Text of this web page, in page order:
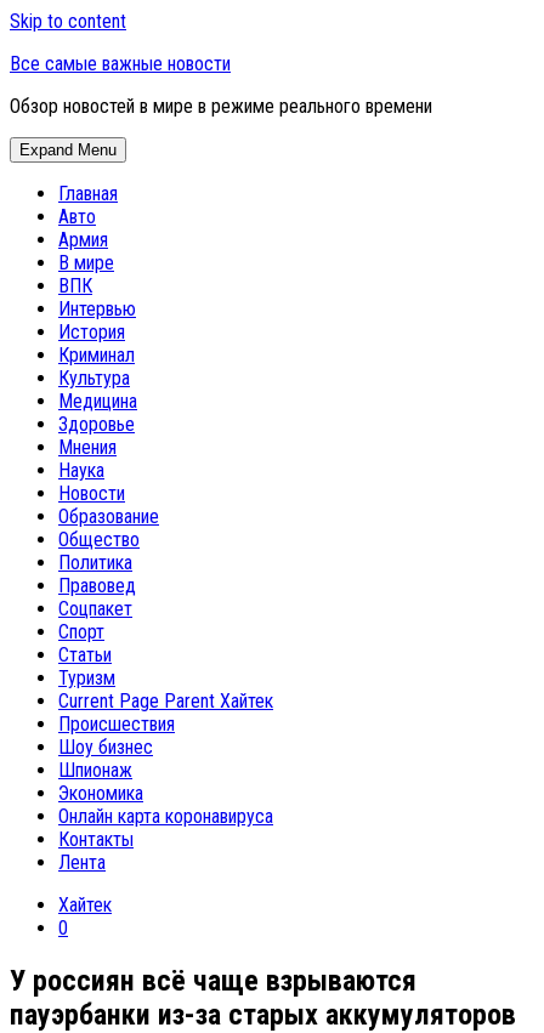
Skip to content
Все самые важные новости
Обзор новостей в мире в режиме реального времени
Expand Menu
Главная
Авто
Армия
В мире
ВПК
Интервью
История
Криминал
Культура
Медицина
Здоровье
Мнения
Наука
Новости
Образование
Общество
Политика
Правовед
Соцпакет
Спорт
Статьи
Туризм
Current Page Parent Хайтек
Происшествия
Шоу бизнес
Шпионаж
Экономика
Онлайн карта коронавируса
Контакты
Лента
Хайтек
0
У россиян всё чаще взрываются
пауэрбанки из-за старых аккумуляторов